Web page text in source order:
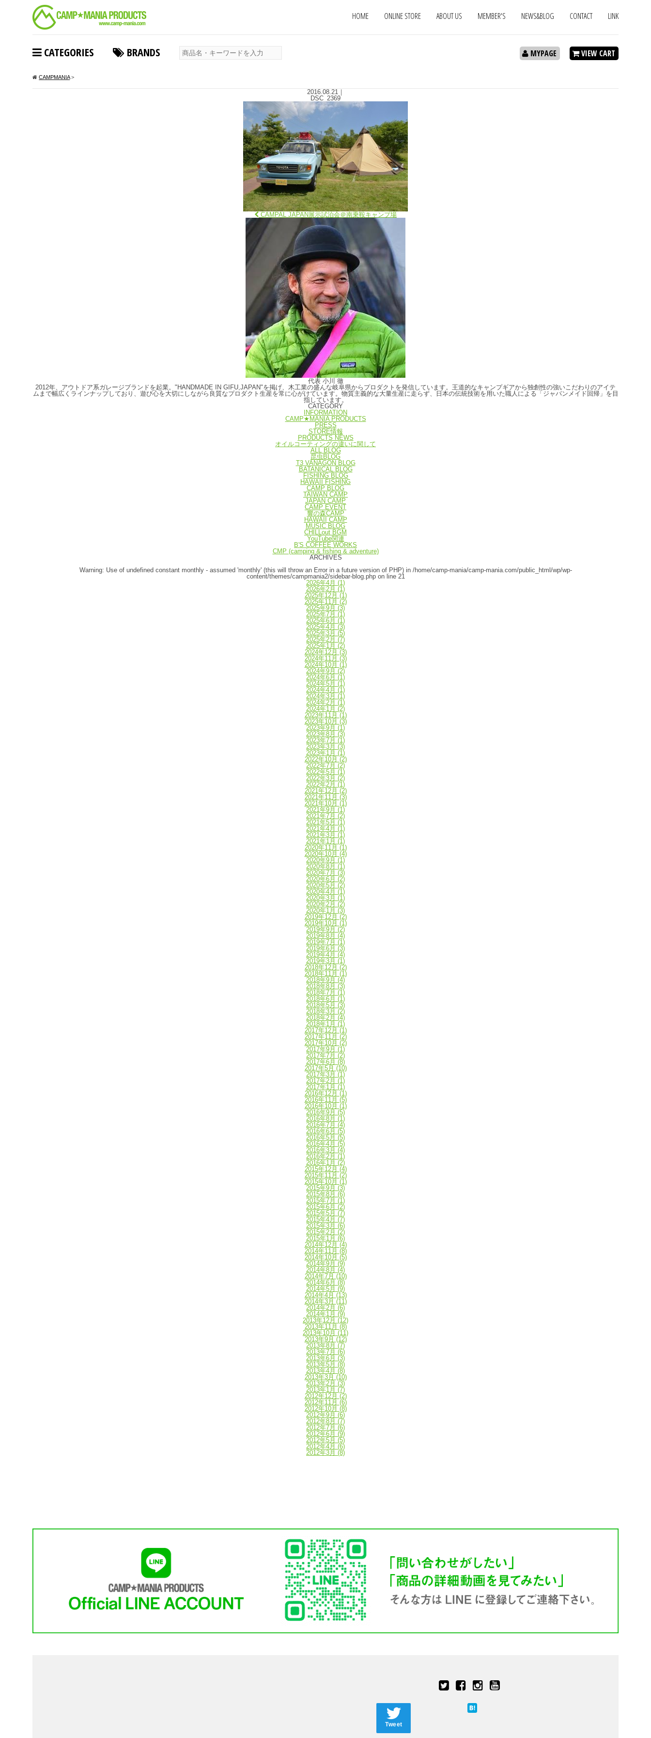
HOME ONLINE STORE ABOUT US MEMBER'S NEWS&BLOG CONTACT LINK
CATEGORIES BRANDS VIEW CART
MYPAGE
CAMPMANIA>
2016.08.21｜
DSC_2369
CAMPAL JAPAN展示試泊会＠南乗鞍キャンプ場
代表 小川 徹
2012年、アウトドア系ガレージブランドを起業。"HANDMADE IN GIFU,JAPAN"を掲げ、木工業の盛んな岐阜県からプロダクトを発信しています。王道的なキャンプギアから独創性の強いこだわりのアイテ
ムまで幅広くラインナップしており、遊び心を大切にしながら良質なプロダクト生産を常に心がけています。物質主義的な大量生産に走らず、日本の伝統技術を用いた職人による「ジャパンメイド回帰」を目
指しています。
CATEGORY
INFORMATION
CAMP★MANIA PRODUCTS
PRESS
STORE情報
PRODUCTS NEWS
オイルコーティングの違いに関して
ALL BLOG
昆虫BLOG
T3 VANAGON BLOG
BATANICAL BLOG
FISHING BLOG
HAWAII FISHING
CAMP BLOG
TAIWAN CAMP
JAPAN CAMP
CAMP EVENT
響の森CAMP
HAWAII CAMP
MUSIC BLOG
CHILLout BGM
YouTube関連
B'S COFFEE WORKS
CMP (camping & fishing & adventure)
ARCHIVES
Warning: Use of undefined constant monthly - assumed 'monthly' (this will throw an Error in a future version of PHP) in /home/camp-mania/camp-mania.com/public_html/wp/wp-
content/themes/campmania2/sidebar-blog.phpon line 21
2026年4月 (1)
2026年2月 (1)
2025年12月 (1)
2025年11月 (2)
2025年9月 (3)
2025年7月 (1)
2025年6月 (1)
2025年4月 (3)
2025年3月 (5)
2025年2月 (7)
2025年1月 (2)
2024年12月 (3)
2024年11月 (3)
2024年10月 (1)
2024年9月 (2)
2024年6月 (1)
2024年5月 (1)
2024年4月 (1)
2024年3月 (1)
2024年2月 (1)
2024年1月 (2)
2023年11月 (1)
2023年10月 (3)
2023年9月 (1)
2023年8月 (3)
2023年7月 (1)
2023年3月 (3)
2023年1月 (1)
2022年10月 (2)
2022年7月 (2)
2022年5月 (1)
2022年3月 (2)
2022年2月 (1)
2021年12月 (2)
2021年11月 (3)
2021年10月 (1)
2021年9月 (1)
2021年7月 (2)
2021年5月 (1)
2021年4月 (1)
2021年3月 (1)
2021年1月 (1)
2020年11月 (1)
2020年10月 (4)
2020年9月 (1)
2020年8月 (1)
2020年7月 (3)
2020年6月 (2)
2020年5月 (2)
2020年4月 (1)
2020年3月 (1)
2020年2月 (2)
2020年1月 (3)
2019年12月 (2)
2019年10月 (1)
2019年9月 (2)
2019年8月 (4)
2019年7月 (1)
2019年6月 (3)
2019年4月 (4)
2019年3月 (1)
2018年12月 (2)
2018年11月 (1)
2018年9月 (4)
2018年8月 (3)
2018年7月 (1)
2018年6月 (1)
2018年5月 (3)
2018年3月 (2)
2018年2月 (4)
2018年1月 (1)
2017年12月 (1)
2017年11月 (2)
2017年10月 (2)
2017年9月 (1)
2017年7月 (2)
2017年6月 (8)
2017年5月 (10)
2017年3月 (1)
2017年2月 (1)
2017年1月 (1)
2016年12月 (1)
2016年11月 (5)
2016年10月 (1)
2016年9月 (5)
2016年8月 (1)
2016年7月 (4)
2016年6月 (5)
2016年5月 (5)
2016年4月 (5)
2016年3月 (4)
2016年2月 (1)
2016年1月 (2)
2015年12月 (4)
2015年11月 (2)
2015年10月 (1)
2015年9月 (3)
2015年8月 (6)
2015年7月 (1)
2015年6月 (2)
2015年5月 (7)
2015年4月 (7)
2015年3月 (6)
2015年2月 (2)
2015年1月 (6)
2014年12月 (4)
2014年11月 (8)
2014年10月 (5)
2014年9月 (9)
2014年8月 (4)
2014年7月 (10)
2014年6月 (8)
2014年5月 (9)
2014年4月 (13)
2014年3月 (11)
2014年2月 (6)
2014年1月 (9)
2013年12月 (12)
2013年11月 (8)
2013年10月 (11)
2013年9月 (12)
2013年8月 (7)
2013年7月 (6)
2013年6月 (3)
2013年5月 (8)
2013年4月 (8)
2013年3月 (10)
2013年2月 (3)
2013年1月 (7)
2012年12月 (2)
2012年11月 (6)
2012年10月 (8)
2012年9月 (6)
2012年8月 (7)
2012年7月 (6)
2012年6月 (9)
2012年5月 (5)
2012年4月 (6)
2012年3月 (8)
Tweet